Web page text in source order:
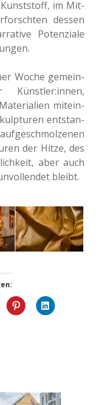
im Mit­
dessen
Poten­zia­le
Woche gemein­
mit­ein­
ent­stan­
der Hitze, des
aber auch
bleibt.